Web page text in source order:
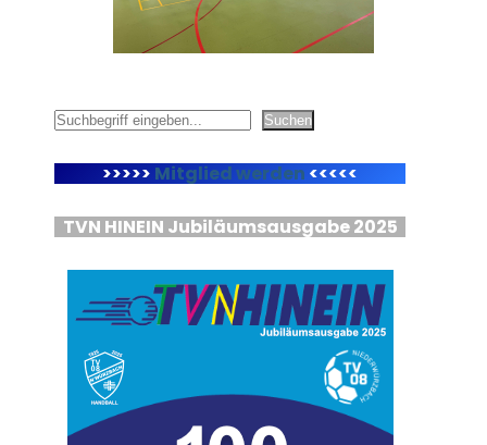
Suchen Suchen
>>>>> Mitglied werden <<<<<
TVN HINEIN Jubiläumsausgabe 2025